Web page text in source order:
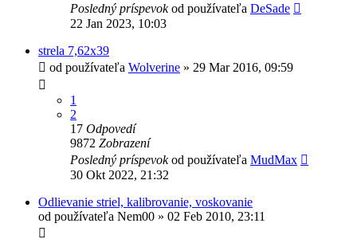
Posledný príspevokod používateľa DeSade
22 Jan 2023, 10:03
strela 7,62x39
od používateľa Wolverine » 29 Mar 2016, 09:59
1
2
17 Odpovedí
9872 Zobrazení
Posledný príspevokod používateľa MudMax
30 Okt 2022, 21:32
Odlievanie striel, kalibrovanie, voskovanie
od používateľa Nem00 » 02 Feb 2010, 23:11